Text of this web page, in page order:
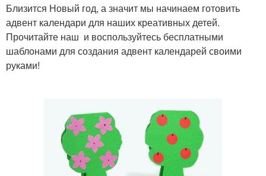
Близится Новый год, а значит мы начинаем готовить
адвент календари для наших креативных детей.
Прочитайте наш и воспользуйтесь бесплатными
шаблонами для создания адвент календарей своими
руками!